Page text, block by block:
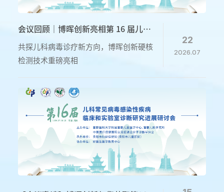
会议回顾｜博晖创新亮相第 16 届儿科
儿童精准诊疗
共探儿科病毒诊疗新方向，博晖创新硬核
检测技术重磅亮相
22
2026.07